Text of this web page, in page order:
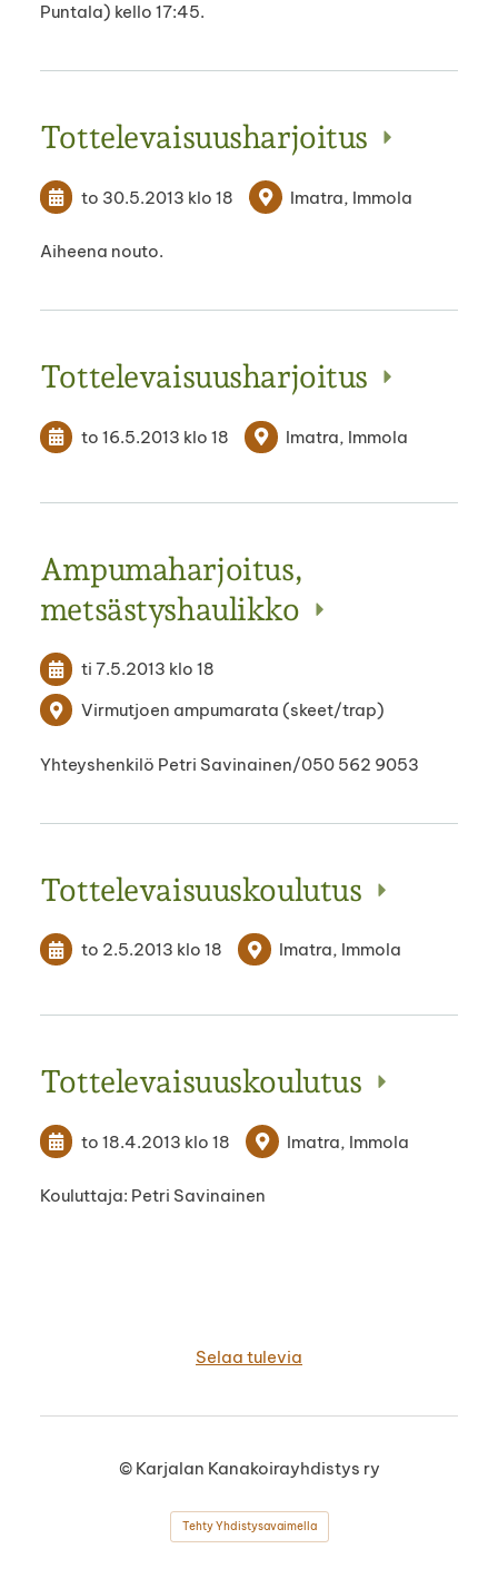
Puntala) kello 17:45.
Tottelevaisuusharjoitus
to 30.5.2013 klo 18 Imatra, Immola
Aiheena nouto.
Tottelevaisuusharjoitus
to 16.5.2013 klo 18 Imatra, Immola
Ampumaharjoitus,
metsästyshaulikko
ti 7.5.2013 klo 18
Virmutjoen ampumarata (skeet/trap)
Yhteyshenkilö Petri Savinainen/050 562 9053
Tottelevaisuuskoulutus
to 2.5.2013 klo 18 Imatra, Immola
Tottelevaisuuskoulutus
to 18.4.2013 klo 18 Imatra, Immola
Kouluttaja: Petri Savinainen
Selaa tulevia
© Karjalan Kanakoirayhdistys ry
Tehty Yhdistysavaimella